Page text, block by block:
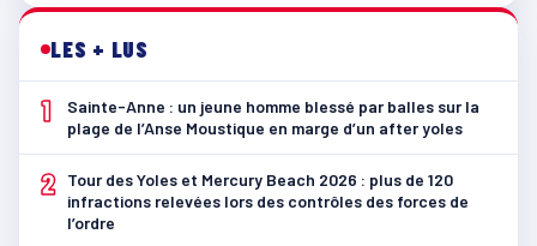
LES + LUS
1
Sainte-Anne : un jeune homme blessé par balles sur la
plage de l’Anse Moustique en marge d’un after yoles
2
Tour des Yoles et Mercury Beach 2026 : plus de 120
infractions relevées lors des contrôles des forces de
l’ordre